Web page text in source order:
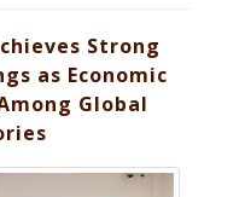
Strong
as Economic
Global